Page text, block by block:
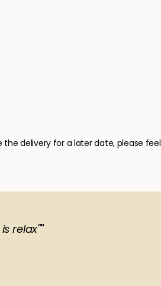
delivery for a later date, please feel
relax""